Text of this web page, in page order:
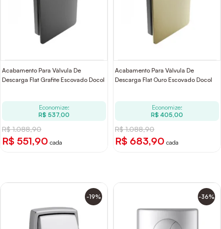
Acabamento Para Válvula De
Descarga Flat Grafite Escovado Docol
Economize:
R$ 537,00
R$ 1.088,90
R$ 551,90 cada
Acabamento Para Válvula De
Descarga Flat Ouro Escovado Docol
Economize:
R$ 405,00
R$ 1.088,90
R$ 683,90 cada
-19% -36%